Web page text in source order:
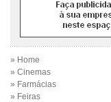
» Home
» Cinemas
» Farmácias
» Feiras